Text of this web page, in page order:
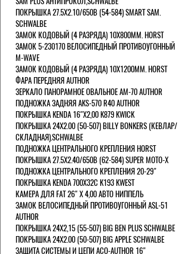
ПОКРЫШКА 27.5X2.10/650B (54-584) SMART SAM.
SCHWALBE
ЗАМОК КОДОВЫЙ (4 РАЗРЯДА) 10Х800ММ. HORST
ЗАМОК 5-230170 ВЕЛОСИПЕДНЫЙ ПРОТИВОУГОННЫЙ
M-WAVE
ЗАМОК КОДОВЫЙ (4 РАЗРЯДА) 10Х1200ММ. HORST
ФАРА ПЕРЕДНЯЯ AUTHOR
ЗЕРКАЛО ПАНОРАМНОЕ ОВАЛЬНОЕ AM-70 AUTHOR
ПОДНОЖКА ЗАДНЯЯ AKS-570 R40 AUTHOR
ПОКРЫШКА KENDA 16"Х2,00 K879 KWICK
ПОКРЫШКА 24X2.00 (50-507) BILLY BONKERS (КЕВЛАР/
СКЛАДНАЯ).SCHWALBE
ПОДНОЖКА ЦЕНТРАЛЬНОГО КРЕПЛЕНИЯ HORST
ПОКРЫШКА 27.5X2.40/650B (62-584) SUPER MOTO-X
ПОДНОЖКА ЦЕНТРАЛЬНОГО КРЕПЛЕНИЯ 20-29"
ПОКРЫШКА KENDA 700Х32С K193 KWEST
КАМЕРА ДЛЯ FAT 26" X 4,00 АВТО НИППЕЛЬ
ЗАМОК ВЕЛОСИПЕДНЫЙ ПРОТИВОУГОННЫЙ ASL-51
AUTHOR
ПОКРЫШКА 24X2,15 (55-507) BIG BEN PLUS SCHWALBE
ПОКРЫШКА 24X2.00 (50-507) BIG APPLE SCHWALBE
ЗАЩИТА СИСТЕМЫ И ЦЕПИ ACO-AUTHOR 16"